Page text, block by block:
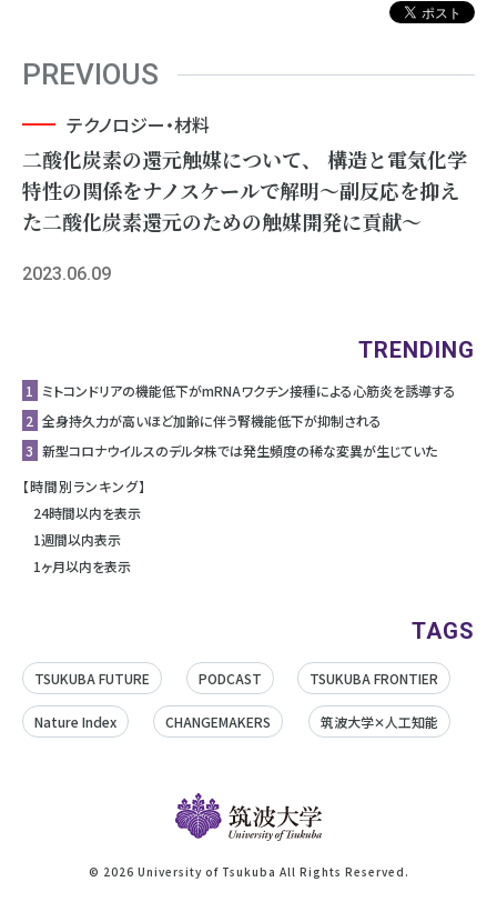
PREVIOUS
テクノロジー・材料
二酸化炭素の還元触媒について、 構造と電気化学
特性の関係をナノスケールで解明～副反応を抑え
た二酸化炭素還元のための触媒開発に貢献～
2023.06.09
TRENDING
1 ミトコンドリアの機能低下がmRNAワクチン接種による心筋炎を誘導する
2 全身持久力が高いほど加齢に伴う腎機能低下が抑制される
3 新型コロナウイルスのデルタ株では発生頻度の稀な変異が生じていた
【時間別ランキング】
24時間以内を表示
1週間以内表示
1ヶ月以内を表示
TAGS
TSUKUBA FUTURE PODCAST TSUKUBA FRONTIER
Nature Index CHANGEMAKERS 筑波大学✕人工知能
© 2026 University of Tsukuba All Rights Reserved.